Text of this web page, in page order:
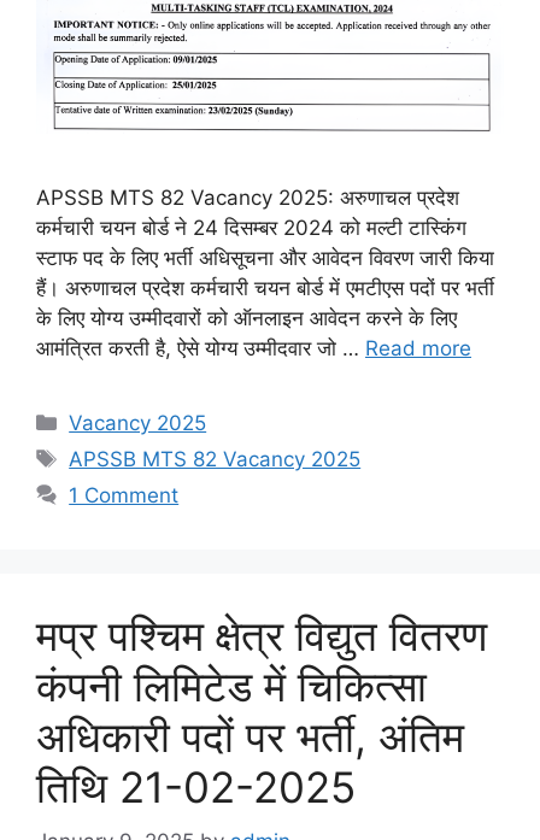
APSSB MTS 82 Vacancy 2025: अरुणाचल प्रदेश
कर्मचारी चयन बोर्ड ने 24 दिसम्बर 2024 को मल्टी टास्किंग
स्टाफ पद के लिए भर्ती अधिसूचना और आवेदन विवरण जारी किया
हैं। अरुणाचल प्रदेश कर्मचारी चयन बोर्ड में एमटीएस पदों पर भर्ती
के लिए योग्य उम्मीदवारों को ऑनलाइन आवेदन करने के लिए
आमंत्रित करती है, ऐसे योग्य उम्मीदवार जो … Read more
Categories
Vacancy 2025
Tags
APSSB MTS 82 Vacancy 2025
1 Comment
मप्र पश्चिम क्षेत्र विद्युत वितरण
कंपनी लिमिटेड में चिकित्सा
अधिकारी पदों पर भर्ती, अंतिम
तिथि 21-02-2025